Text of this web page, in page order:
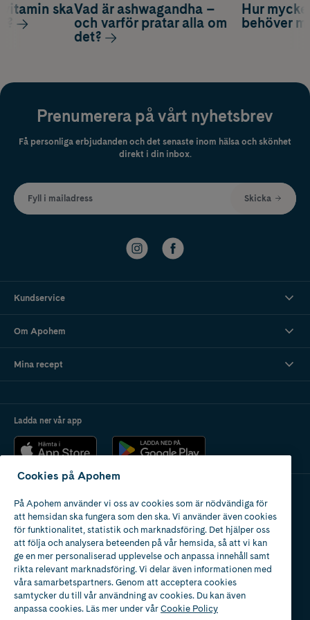
Hur
behöver
skaVad är ashwagandha –
och varför pratar alla om
det?
Prenumerera på vårt nyhetsbrev
Få personliga erbjudanden och det senaste inom hälsa och skönhet
direkt i din inbox.
Fyll i mailadress Skicka
Kundservice
Om Apohem
Mina recept
Ladda ner vår app
Apotek med tillstånd
av Läkemedelsverket
2024
Cookies på Apohem
På Apohem använder vi oss av cookies som är nödvändiga för
att hemsidan ska fungera som den ska. Vi använder även cookies
för funktionalitet, statistik och marknadsföring. Det hjälper oss
att följa och analysera beteenden på vår hemsida, så att vi kan
ge en mer personaliserad upplevelse och anpassa innehåll samt
rikta relevant marknadsföring. Vi delar även informationen med
våra samarbetspartners. Genom att acceptera cookies
samtycker du till vår användning av cookies. Du kan även
anpassa cookies. Läs mer under vårCookie Policy